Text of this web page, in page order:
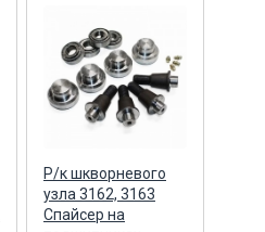
Р/к шкворневого
узла 3162, 3163
Спайсер на